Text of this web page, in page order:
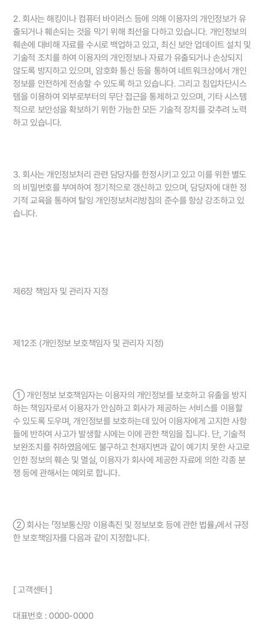
2. 회사는 해킹이나 컴퓨터 바이러스 등에 의해 이용자의 개인정보가 유
출되거나 훼손되는 것을 막기 위해 최선을 다하고 있습니다. 개인정보의
훼손에 대비해 자료를 수시로 백업하고 있고, 최신 보안 업데이트 설치 및
기술적 조치를 하여 이용자의 개인정보나 자료가 유출되거나 손상되지
않도록 방지하고 있으며, 암호화 통신 등을 통하여 네트워크상에서 개인
정보를 안전하게 전송할 수 있도록 하고 있습니다. 그리고 침입차단시스
템을 이용하여 외부로부터의 무단 접근을 통제하고 있으며, 기타 시스템
적으로 보안성을 확보하기 위한 가능한 모든 기술적 장치를 갖추려 노력
하고 있습니다.
3. 회사는 개인정보처리 관련 담당자를 한정시키고 있고 이를 위한 별도
의 비밀번호를 부여하여 정기적으로 갱신하고 있으며, 담당자에 대한 정
기적 교육을 통하여 탈잉 개인정보처리방침의 준수를 항상 강조하고 있
습니다.
제6장 책임자 및 관리자 지정
제12조 (개인정보 보호책임자 및 관리자 지정)
① 개인정보 보호책임자는 이용자의 개인정보를 보호하고 유출을 방지
하는 책임자로서 이용자가 안심하고 회사가 제공하는 서비스를 이용할
수 있도록 도우며, 개인정보를 보호하는데 있어 이용자에게 고지한 사항
들에 반하여 사고가 발생할 시에는 이에 관한 책임을 집니다. 단, 기술적
보완조치를 취하였음에도 불구하고 천재지변과 같이 예기치 못한 사고로
인한 정보의 훼손 및 멸실, 이용자가 회사에 제공한 자료에 의한 각종 분
쟁 등에 관해서는 예외로 합니다.
② 회사는 「정보통신망 이용촉진 및 정보보호 등에 관한 법률」에서 규정
한 보호책임자를 다음과 같이 지정합니다.
[ 고객센터 ]
대표번호 : 0000-0000